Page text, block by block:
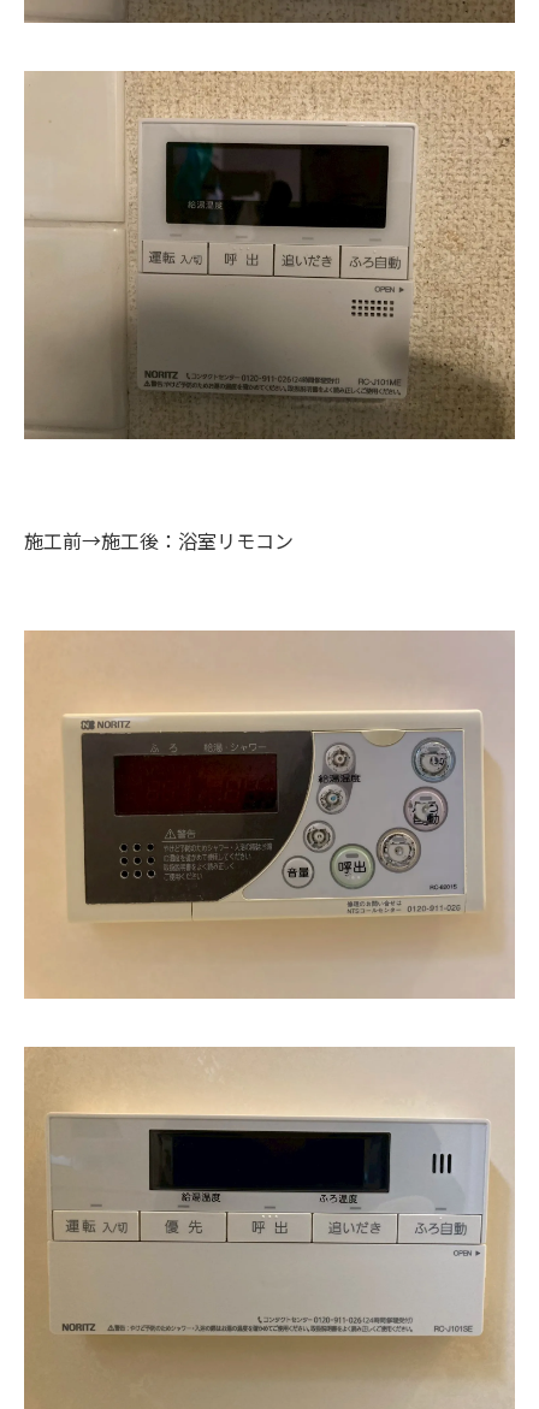
施工前→施工後：浴室リモコン